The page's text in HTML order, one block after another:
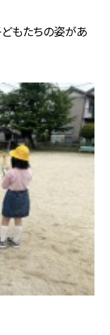
どもたちの姿があ